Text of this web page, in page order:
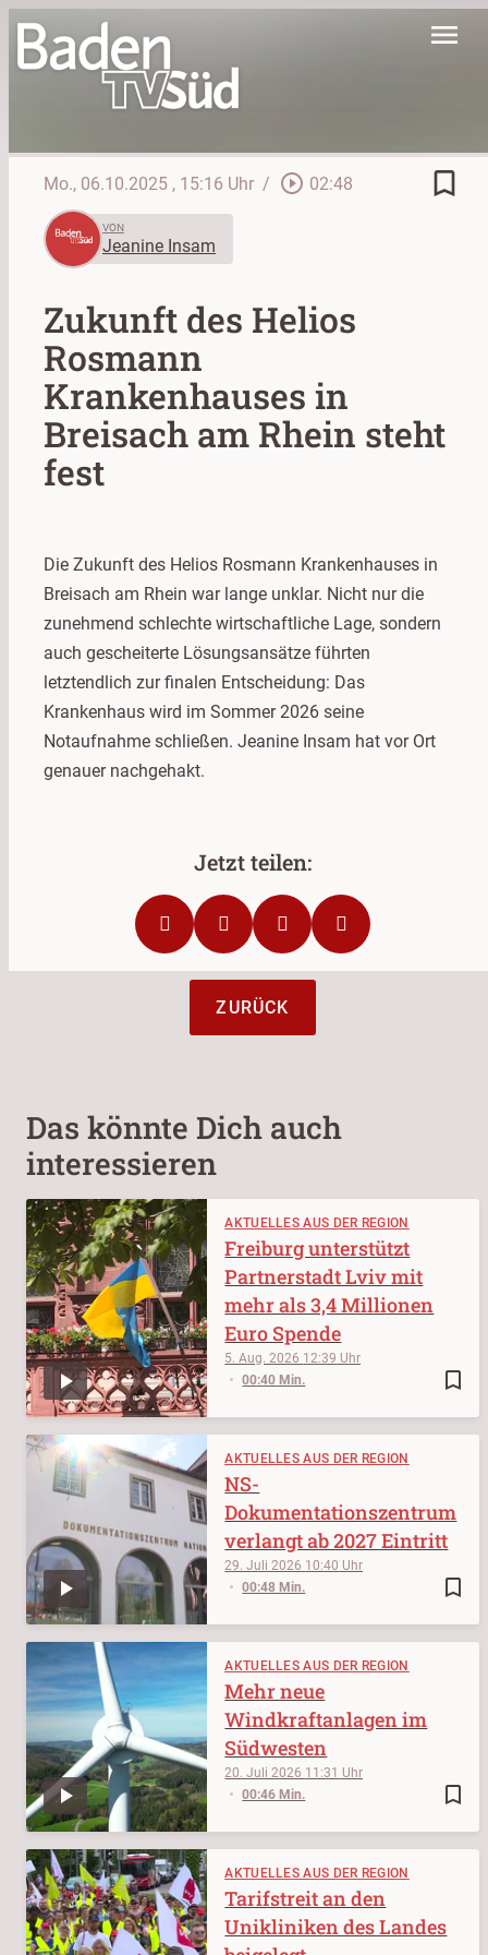
menu
Mo., 06.10.2025 , 15:16 Uhr / play_circle_outline 02:48 bookmark_border
VON
Jeanine Insam
Zukunft des Helios
Rosmann
Krankenhauses in
Breisach am Rhein steht
fest
Die Zukunft des Helios Rosmann Krankenhauses in
Breisach am Rhein war lange unklar. Nicht nur die
zunehmend schlechte wirtschaftliche Lage, sondern
auch gescheiterte Lösungsansätze führten
letztendlich zur finalen Entscheidung: Das
Krankenhaus wird im Sommer 2026 seine
Notaufnahme schließen. Jeanine Insam hat vor Ort
genauer nachgehakt.
ZURÜCK
Das könnte Dich auch
interessieren
AKTUELLES AUS DER REGION
bookmark_border
5. Aug. 2026 12:39
00:40 Min.
Freiburg unterstützt
Partnerstadt Lviv mit
mehr als 3,4 Millionen
Euro Spende
AKTUELLES AUS DER REGION
bookmark_border
29. Juli 2026 10:40
00:48 Min.
NS-
Dokumentationszentrum
verlangt ab 2027 Eintritt
AKTUELLES AUS DER REGION
bookmark_border
20. Juli 2026 11:31
00:46 Min.
Mehr neue
Windkraftanlagen im
Südwesten
AKTUELLES AUS DER REGION
Tarifstreit an den
Unikliniken des Landes